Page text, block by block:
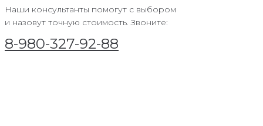
Наши консультанты помогут с выбором
и назовут точную стоимость. Звоните:
8-980-327-92-88